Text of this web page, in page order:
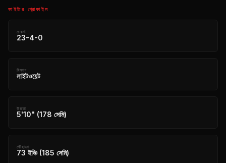
ফাইটার প্রোফাইল
রেকর্ড
23-4-0
বিভাগ
লাইটওয়েট
উচ্চতা
5'10" (178 সেমি)
পৌঁছানো
73 ইঞ্চি (185 সেমি)